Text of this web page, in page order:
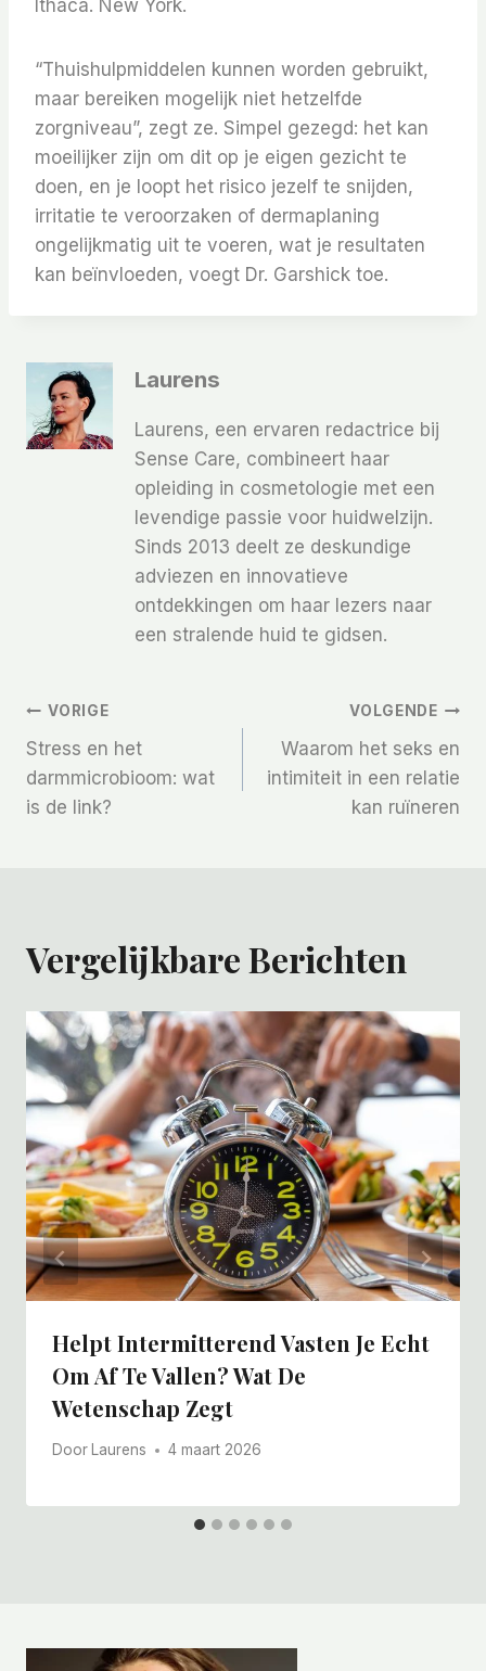
Ithaca. New York.
“Thuishulpmiddelen kunnen worden gebruikt,
maar bereiken mogelijk niet hetzelfde
zorgniveau”, zegt ze. Simpel gezegd: het kan
moeilijker zijn om dit op je eigen gezicht te
doen, en je loopt het risico jezelf te snijden,
irritatie te veroorzaken of dermaplaning
ongelijkmatig uit te voeren, wat je resultaten
kan beïnvloeden, voegt Dr. Garshick toe.
Laurens
Laurens, een ervaren redactrice bij
Sense Care, combineert haar
opleiding in cosmetologie met een
levendige passie voor huidwelzijn.
Sinds 2013 deelt ze deskundige
adviezen en innovatieve
ontdekkingen om haar lezers naar
een stralende huid te gidsen.
Bericht
Navigatie
VORIGE
Stress en het
darmmicrobioom: wat
is de link?
VOLGENDE
Waarom het seks en
intimiteit in een relatie
kan ruïneren
Vergelijkbare Berichten
Helpt Intermitterend Vasten Je Echt
Om Af Te Vallen? Wat De
Wetenschap Zegt
Door Laurens 4 maart 2026